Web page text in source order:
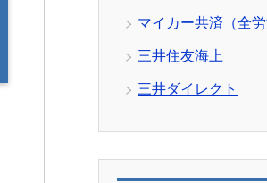
マイカー共済（全労
三井住友海上
三井ダイレクト